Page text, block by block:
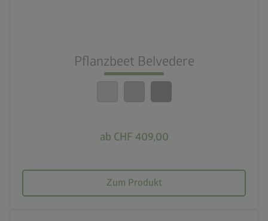
Pflanzbeet Belvedere
ab CHF 409,00
Zum Produkt
calendar_month
20 Jahre Garantie